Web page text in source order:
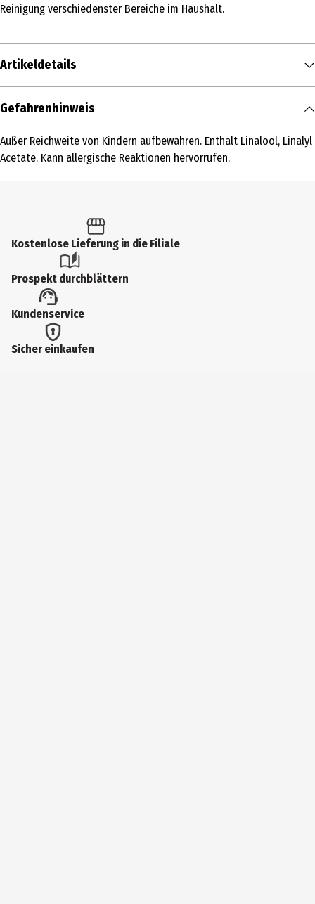
Reinigung verschiedenster Bereiche im Haushalt.
Artikeldetails
Inhalt
Produkttyp
Anwendungshinweis
Nicht auf erhitzten Oberflächen anwenden
Nutzungshinweis
Außer Reichweite von Kindern aufbewahren. Enthält Linalool,
Linalyl Acetate. Kann allergische Reaktionen hervorrufen.
Hersteller
Gefahrenhinweis
Außer Reichweite von Kindern aufbewahren. Enthält Linalool, Linalyl
Acetate. Kann allergische Reaktionen hervorrufen.
Kostenlose Lieferung in die Filiale
Prospekt durchblättern
Kundenservice
Sicher einkaufen